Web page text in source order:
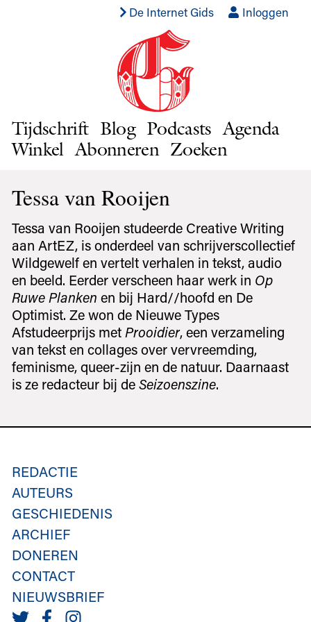
De Internet Gids Inloggen
Tijdschrift Blog Podcasts Agenda
Winkel Abonneren Zoeken
Tessa van Rooijen
Tessa van Rooijen studeerde Creative Writing
aan ArtEZ, is onderdeel van schrijverscollectief
Wildgewelf en vertelt verhalen in tekst, audio
en beeld. Eerder verscheen haar werk in Op
Ruwe Planken en bij Hard//hoofd en De
Optimist. Ze won de Nieuwe Types
Afstudeerprijs met Prooidier, een verzameling
van tekst en collages over vervreemding,
feminisme, queer-zijn en de natuur. Daarnaast
is ze redacteur bij deSeizoenszine.
REDACTIE
AUTEURS
GESCHIEDENIS
ARCHIEF
DONEREN
CONTACT
NIEUWSBRIEF